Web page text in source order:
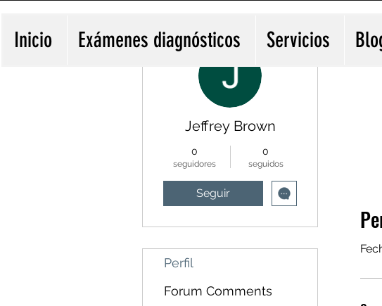
Inicio Exámenes diagnósticos Servicios
Jeffrey Brown
0
seguidores
0
seguidos
Seguir
Más acciones
Perfil
Forum Comments